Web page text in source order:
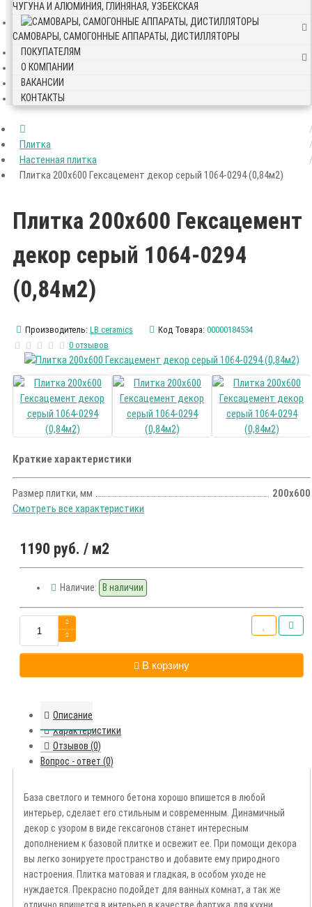
ЧУГУНА И АЛЮМИНИЯ, ГЛИНЯНАЯ, УЗБЕКСКАЯ
САМОВАРЫ, САМОГОННЫЕ АППАРАТЫ, ДИСТИЛЛЯТОРЫ
ПОКУПАТЕЛЯМ
О КОМПАНИИ
ВАКАНСИИ
КОНТАКТЫ
Плитка
Настенная плитка
Плитка 200х600 Гексацемент декор серый 1064-0294 (0,84м2)
Плитка 200х600 Гексацемент
декор серый 1064-0294
(0,84м2)
Производитель: LB ceramics Код Товара: 00000184534
0 отзывов
Краткие характеристики
Размер плитки, мм
200х600
Смотреть все характеристики
1190 руб. / м2
Наличие: В наличии
В корзину
Описание
Характеристики
Отзывов (0)
Вопрос - ответ (0)
База светлого и темного бетона хорошо впишется в любой
интерьер, сделает его стильным и современным. Динамичный
декор с узором в виде гексагонов станет интересным
дополнением к базовой плитке и освежит ее. При помощи декора
вы легко зонируете пространство и добавите ему природного
настроения. Плитка матовая и гладкая, в особом уходе не
нуждается. Прекрасно подойдет для ванных комнат, а так же